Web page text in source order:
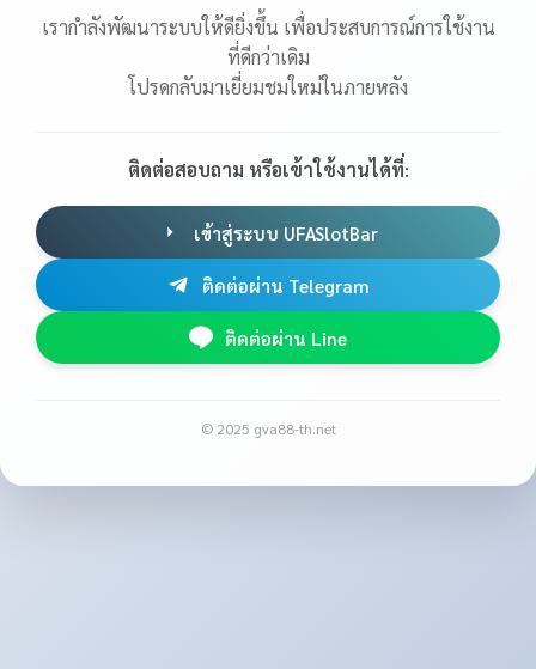
เรากำลังพัฒนาระบบให้ดียิ่งขึ้น เพื่อประสบการณ์การใช้งาน
ที่ดีกว่าเดิม
โปรดกลับมาเยี่ยมชมใหม่ในภายหลัง
ติดต่อสอบถาม หรือเข้าใช้งานได้ที่:
เข้าสู่ระบบ UFASlotBar
ติดต่อผ่าน Telegram
ติดต่อผ่าน Line
© 2025 gva88-th.net